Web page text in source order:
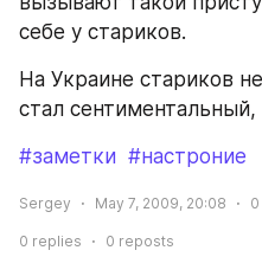
себе у стариков.
На Украине стариков
стал
#заметки #настроние
Sergey May 7, 2009, 20:08 0
0 replies 0 reposts